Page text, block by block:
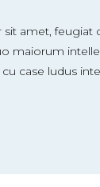
amet, feugiat
maiorum
case ludus